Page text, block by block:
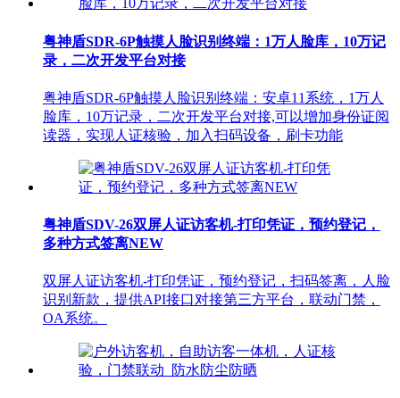
粤神盾SDR-6P触摸人脸识别终端：1万人脸库，10万记
录，二次开发平台对接
粤神盾SDR-6P触摸人脸识别终端：安卓11系统，1万人
脸库，10万记录，二次开发平台对接,可以增加身份证阅
读器，实现人证核验，加入扫码设备，刷卡功能
粤神盾SDV-26双屏人证访客机-打印凭证，预约登记，
多种方式签离NEW
双屏人证访客机-打印凭证，预约登记，扫码签离，人脸
识别新款，提供API接口对接第三方平台，联动门禁，
OA系统。